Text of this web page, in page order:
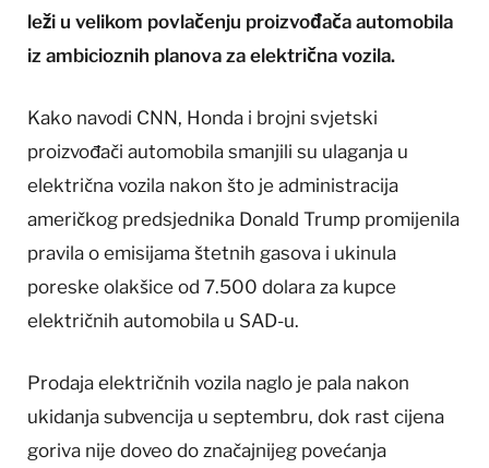
leži u velikom povlačenju proizvođača automobila
iz ambicioznih planova za električna vozila.
Kako navodi CNN, Honda i brojni svjetski
proizvođači automobila smanjili su ulaganja u
električna vozila nakon što je administracija
američkog predsjednika Donald Trump promijenila
pravila o emisijama štetnih gasova i ukinula
poreske olakšice od 7.500 dolara za kupce
električnih automobila u SAD-u.
Prodaja električnih vozila naglo je pala nakon
ukidanja subvencija u septembru, dok rast cijena
goriva nije doveo do značajnijeg povećanja